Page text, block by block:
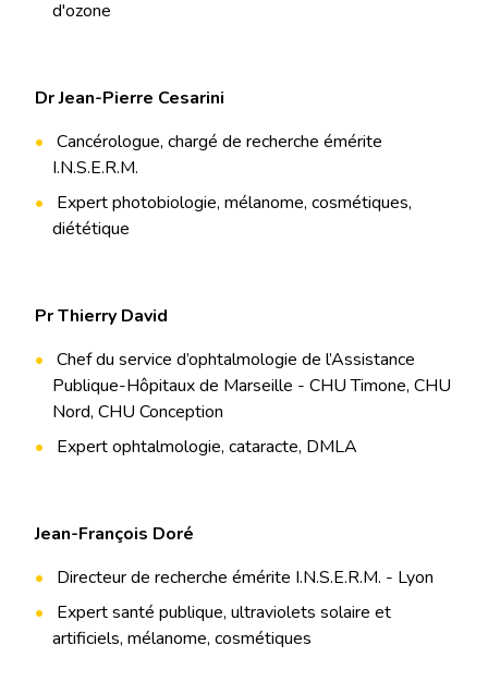
d'ozone
Dr Jean-Pierre Cesarini
Cancérologue, chargé de recherche émérite
I.N.S.E.R.M.
Expert photobiologie, mélanome, cosmétiques,
diététique
Pr Thierry David
Chef du service d’ophtalmologie de l’Assistance
Publique-Hôpitaux de Marseille - CHU Timone, CHU
Nord, CHU Conception
Expert ophtalmologie, cataracte, DMLA
Jean-François Doré
Directeur de recherche émérite I.N.S.E.R.M. - Lyon
Expert santé publique, ultraviolets solaire et
artificiels, mélanome, cosmétiques